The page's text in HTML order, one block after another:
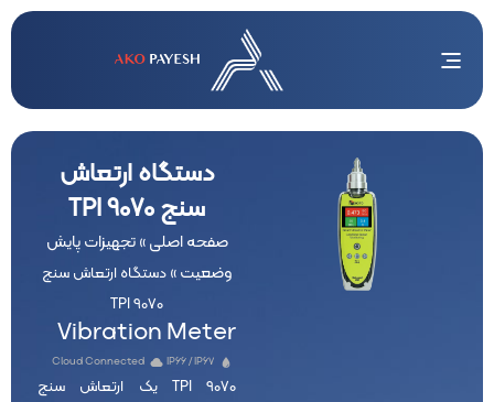
دستگاه ارتعاش
سنج TPI 9070
صفحه اصلی»تجهیزات پایش
وضعیت»دستگاه ارتعاش سنج
TPI 9070
Vibration Meter
IP66 / IP67
Cloud Connected
TPI 9070 یک ارتعاش سنج